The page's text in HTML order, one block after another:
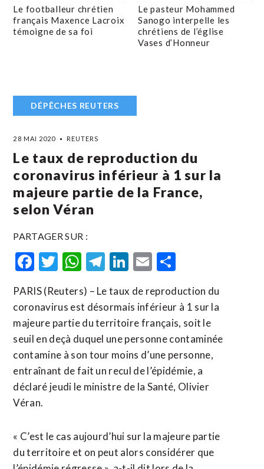
Le footballeur chrétien
français Maxence Lacroix
témoigne de sa foi
Le pasteur Mohammed
Sanogo interpelle les
chrétiens de l’église
Vases d’Honneur
DÉPÊCHES REUTERS
28 MAI 2020 REUTERS
Le taux de reproduction du
coronavirus inférieur à 1 sur la
majeure partie de la France,
selon Véran
PARTAGER SUR :
Facebook
Twitter
WhatsApp
Telegram
LinkedIn
Email
PARIS (Reuters) – Le taux de reproduction du
coronavirus est désormais inférieur à 1 sur la
majeure partie du territoire français, soit le
seuil en deçà duquel une personne contaminée
contamine à son tour moins d’une personne,
entraînant de fait un recul de l’épidémie, a
déclaré jeudi le ministre de la Santé, Olivier
Véran.
« C’est le cas aujourd’hui sur la majeure partie
du territoire et on peut alors considérer que